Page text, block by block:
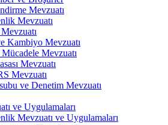
Mevzuatı
Mevzuatı
Kambiyo Mevzuatı
Mevzuatı
Mevzuatı
Mevzuatı
ve Denetim Mevzuatı
ve Uygulamaları
Mevzuatı ve Uygulamaları